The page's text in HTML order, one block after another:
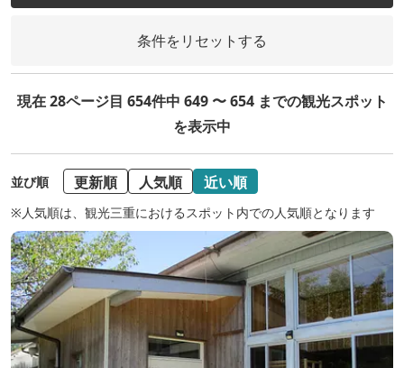
条件をリセットする
現在 28ページ目 654件中 649 〜 654 までの観光スポット
を表示中
並び順 更新順 人気順 近い順
※人気順は、観光三重におけるスポット内での人気順となります